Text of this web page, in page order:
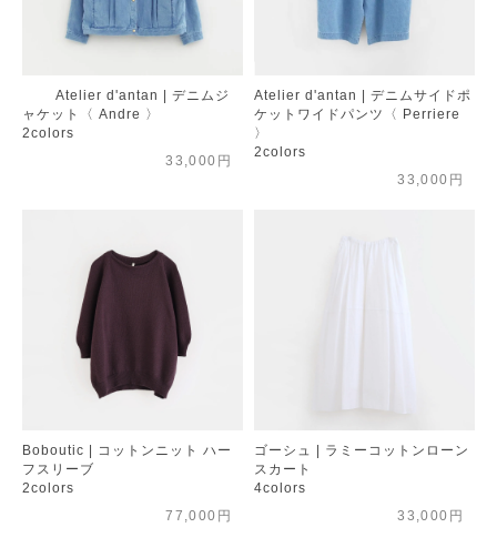
Atelier d'antan | デニムジ
ャケット〈 Andre 〉
2colors
33,000円
Atelier d'antan | デニムサイドポ
ケットワイドパンツ〈 Perriere
〉
2colors
33,000円
Boboutic | コットンニット ハー
フスリーブ
2colors
77,000円
ゴーシュ | ラミーコットンローン
スカート
4colors
33,000円